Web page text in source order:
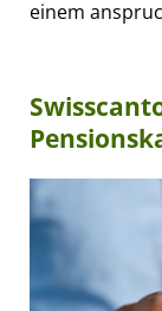
einem